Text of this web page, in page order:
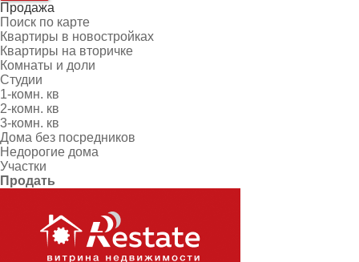
Продажа
Поиск по карте
Квартиры в новостройках
Квартиры на вторичке
Комнаты и доли
Студии
1-комн. кв
2-комн. кв
3-комн. кв
Дома без посредников
Недорогие дома
Участки
Продать